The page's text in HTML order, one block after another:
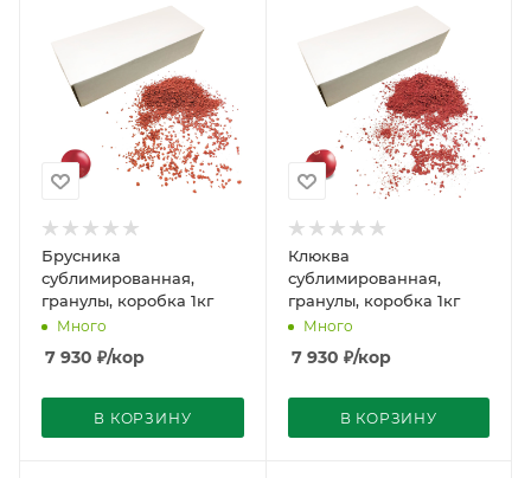
Брусника
сублимированная,
гранулы, коробка 1кг
Много
7 930 ₽/кор
В КОРЗИНУ
Клюква
сублимированная,
гранулы, коробка 1кг
Много
7 930 ₽/кор
В КОРЗИНУ